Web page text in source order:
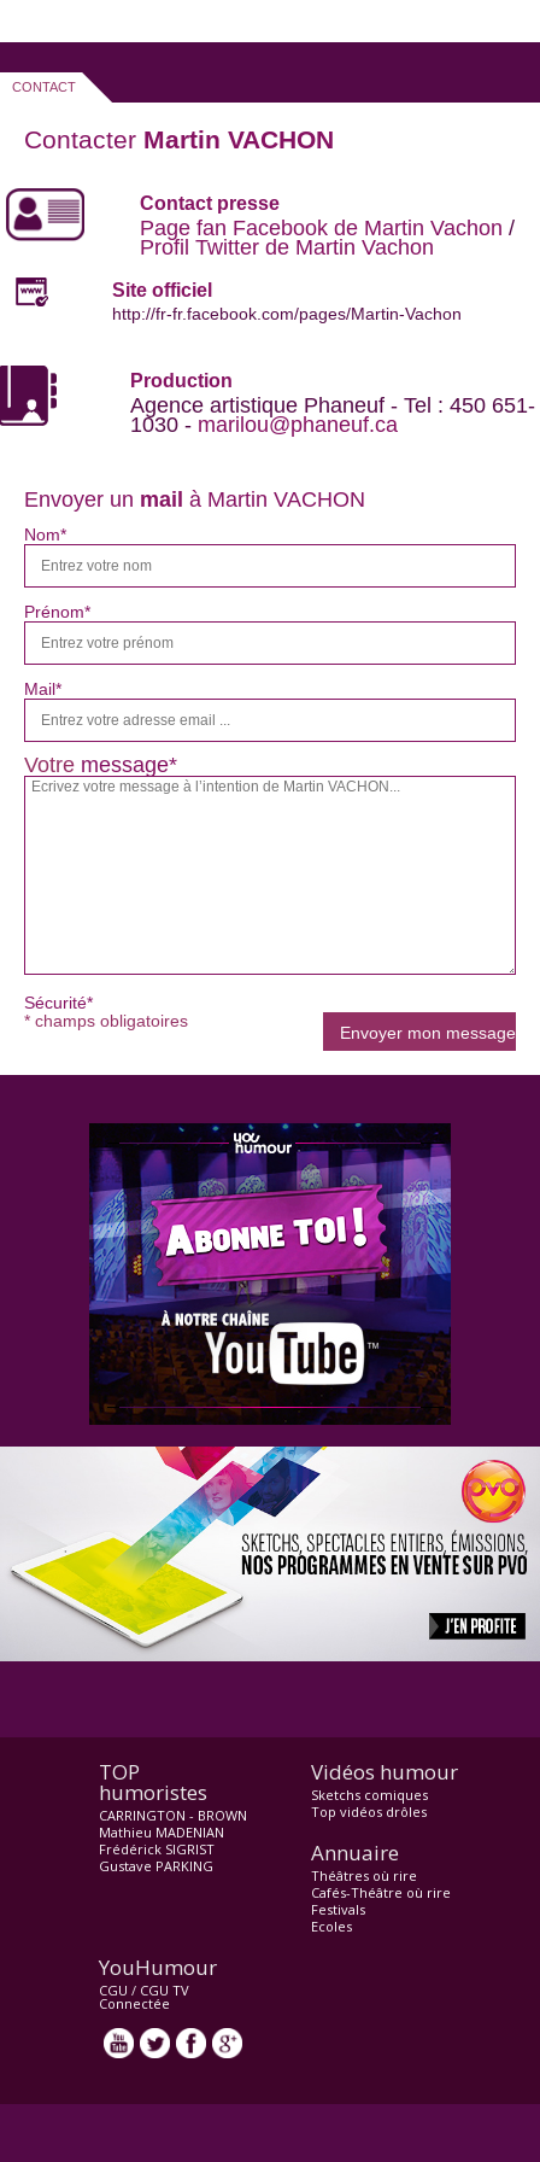
CONTACT
Contacter Martin VACHON
Contact presse
Page fan Facebook de Martin Vachon /
Profil Twitter de Martin Vachon
Site officiel
http://fr-fr.facebook.com/pages/Martin-Vachon
Production
Agence artistique Phaneuf - Tel : 450 651-
1030 - marilou@phaneuf.ca
Envoyer un mail à Martin VACHON
Nom*
Prénom*
Mail*
Votre message*
Sécurité*
* champs obligatoires
TOP
humoristes
CARRINGTON - BROWN
Mathieu MADENIAN
Frédérick SIGRIST
Gustave PARKING
Vidéos humour
Sketchs comiques
Top vidéos drôles
Annuaire
Théâtres où rire
Cafés-Théâtre où rire
Festivals
Ecoles
YouHumour
CGU / CGU TV
Connectée